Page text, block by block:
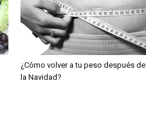
¿Cómo volver a tu peso después de
la Navidad?